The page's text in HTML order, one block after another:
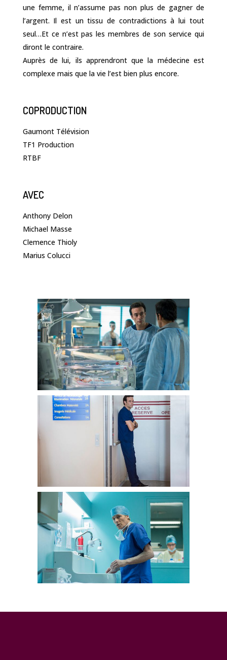
une femme, il n’assume pas non plus de gagner de
l’argent. Il est un tissu de contradictions à lui tout
seul…Et ce n’est pas les membres de son service qui
diront le contraire.
Auprès de lui, ils apprendront que la médecine est
complexe mais que la vie l’est bien plus encore.
COPRODUCTION
Gaumont Télévision
TF1 Production
RTBF
AVEC
Anthony Delon
Michael Masse
Clemence Thioly
Marius Colucci